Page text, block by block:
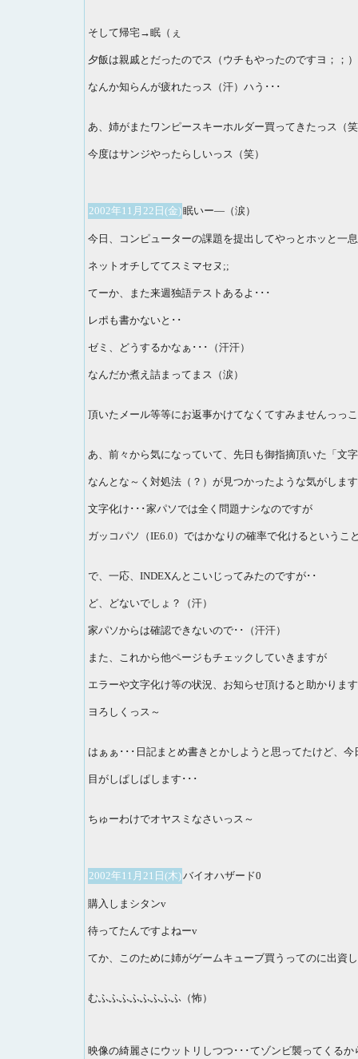
そして帰宅→眠（ぇ
夕飯は親戚とだったのでス（ウチもやったのですヨ；；）
なんか知らんが疲れたっス（汗）ハう･･･
あ、姉がまたワンピースキーホルダー買ってきたっス（
今度はサンジやったらしいっス（笑）
2002年11月22日(金)眠いー―（涙）
今日、コンピューターの課題を提出してやっとホッと一
ネットオチしててスミマセヌ;;
てーか、また来週独語テストあるよ･･･
レポも書かないと･･
ゼミ、どうするかなぁ･･･（汗汗）
なんだか煮え詰まってまス（涙）
頂いたメール等等にお返事かけてなくてすみませんっっ
あ、前々から気になっていて、先日も御指摘頂いた「文
なんとな～く対処法（？）が見つかったような気がしま
文字化け･･･家パソでは全く問題ナシなのですが
ガッコパソ（IE6.0）ではかなりの確率で化けるというこ
で、一応、INDEXんとこいじってみたのですが･･
ど、どないでしょ？（汗）
家パソからは確認できないので･･（汗汗）
また、これから他ページもチェックしていきますが
エラーや文字化け等の状況、お知らせ頂けると助かりま
ヨろしくっス～
はぁぁ･･･日記まとめ書きとかしようと思ってたけど、
目がしぱしぱします･･･
ちゅーわけでオヤスミなさいっス～
2002年11月21日(木)バイオハザード0
購入しまシタンv
待ってたんですよねーv
てか、このために姉がゲームキューブ買うってのに出資
むふふふふふふふふ（怖）
映像の綺麗さにウットリしつつ･･･てゾンビ襲ってくるか